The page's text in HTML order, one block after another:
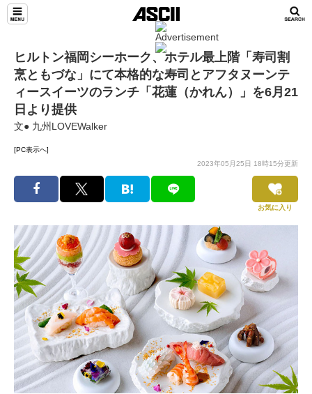
ヒルトン福岡シーホーク、ホテル最上階「寿司割
烹ともづな」にて本格的な寿司とアフタヌーンテ
ィースイーツのランチ「花蓮（かれん）」を6月21
日より提供
文● 九州LOVEWalker
[PC表示へ]
2023年05月25日 18時15分更新
お気に入り